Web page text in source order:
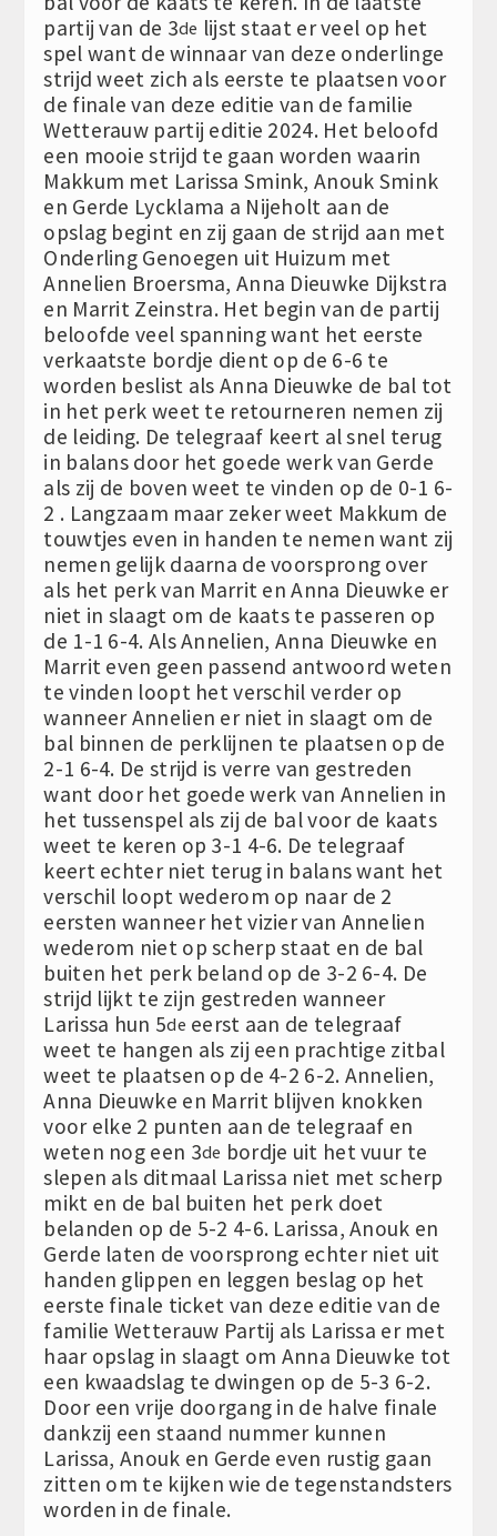
partij van de 3de lijst staat er veel op het
spel want de winnaar van deze onderlinge
strijd weet zich als eerste te plaatsen voor
de finale van deze editie van de familie
Wetterauw partij editie 2024. Het beloofd
een mooie strijd te gaan worden waarin
Makkum met Larissa Smink, Anouk Smink
en Gerde Lycklama a Nijeholt aan de
opslag begint en zij gaan de strijd aan met
Onderling Genoegen uit Huizum met
Annelien Broersma, Anna Dieuwke Dijkstra
en Marrit Zeinstra. Het begin van de partij
beloofde veel spanning want het eerste
verkaatste bordje dient op de 6-6 te
worden beslist als Anna Dieuwke de bal tot
in het perk weet te retourneren nemen zij
de leiding. De telegraaf keert al snel terug
in balans door het goede werk van Gerde
als zij de boven weet te vinden op de 0-1 6-
2 . Langzaam maar zeker weet Makkum de
touwtjes even in handen te nemen want zij
nemen gelijk daarna de voorsprong over
als het perk van Marrit en Anna Dieuwke er
niet in slaagt om de kaats te passeren op
de 1-1 6-4. Als Annelien, Anna Dieuwke en
Marrit even geen passend antwoord weten
te vinden loopt het verschil verder op
wanneer Annelien er niet in slaagt om de
bal binnen de perklijnen te plaatsen op de
2-1 6-4. De strijd is verre van gestreden
want door het goede werk van Annelien in
het tussenspel als zij de bal voor de kaats
weet te keren op 3-1 4-6. De telegraaf
keert echter niet terug in balans want het
verschil loopt wederom op naar de 2
eersten wanneer het vizier van Annelien
wederom niet op scherp staat en de bal
buiten het perk beland op de 3-2 6-4. De
strijd lijkt te zijn gestreden wanneer
Larissa hun 5de eerst aan de telegraaf
weet te hangen als zij een prachtige zitbal
weet te plaatsen op de 4-2 6-2. Annelien,
Anna Dieuwke en Marrit blijven knokken
voor elke 2 punten aan de telegraaf en
weten nog een 3de bordje uit het vuur te
slepen als ditmaal Larissa niet met scherp
mikt en de bal buiten het perk doet
belanden op de 5-2 4-6. Larissa, Anouk en
Gerde laten de voorsprong echter niet uit
handen glippen en leggen beslag op het
eerste finale ticket van deze editie van de
familie Wetterauw Partij als Larissa er met
haar opslag in slaagt om Anna Dieuwke tot
een kwaadslag te dwingen op de 5-3 6-2.
Door een vrije doorgang in de halve finale
dankzij een staand nummer kunnen
Larissa, Anouk en Gerde even rustig gaan
zitten om te kijken wie de tegenstandsters
worden in de finale.